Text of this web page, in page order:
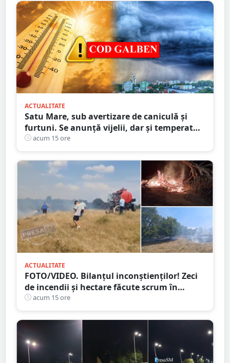
ACTUALITATE
Satu Mare, sub avertizare de caniculă și
furtuni. Se anunță vijelii, dar și temperaturi
ridicate. Avertizarea ANM
acum 15 ore
ACTUALITATE
FOTO/VIDEO. Bilanțul inconștienților! Zeci
de incendii și hectare făcute scrum în
județul Satu Mare
acum 15 ore